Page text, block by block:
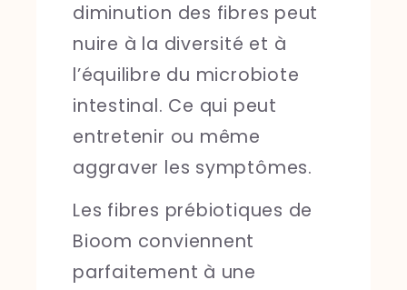
diminution des fibres peut
nuire à la diversité et à
l’équilibre du microbiote
intestinal. Ce qui peut
entretenir ou même
aggraver les symptômes.
Les fibres prébiotiques de
Bioom conviennent
parfaitement à une